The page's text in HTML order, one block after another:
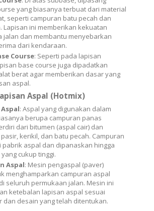
yang biasanya terbuat dari material
seperti campuran batu pecah dan
Lapisan ini memberikan kekuatan
jalan dan membantu menyebarkan
dari kendaraan.
Course: Seperti pada lapisan
base course juga dipadatkan
berat agar memberikan dasar yang
aspal.
Aspal (Hotmix)
: Aspal yang digunakan dalam
berupa campuran panas
dari bitumen (aspal cair) dan
kerikil, dan batu pecah. Campuran
pabrik aspal dan dipanaskan hingga
cukup tinggi.
Aspal: Mesin pengaspal (paver)
menghamparkan campuran aspal
seluruh permukaan jalan. Mesin ini
ketebalan lapisan aspal sesuai
dan desain yang telah ditentukan.